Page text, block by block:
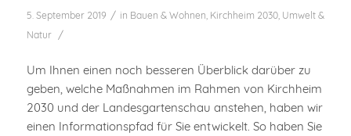
5. September 2019 / in Bauen & Wohnen Kirchheim 2030, Umwelt &
Natur
/
Um Ihnen einen noch besseren Überblick darüber zu
geben, welche Maßnahmen im Rahmen von Kirchheim
2030 und der Landesgartenschau anstehen, haben wir
einen Informationspfad für Sie entwickelt. So haben Sie